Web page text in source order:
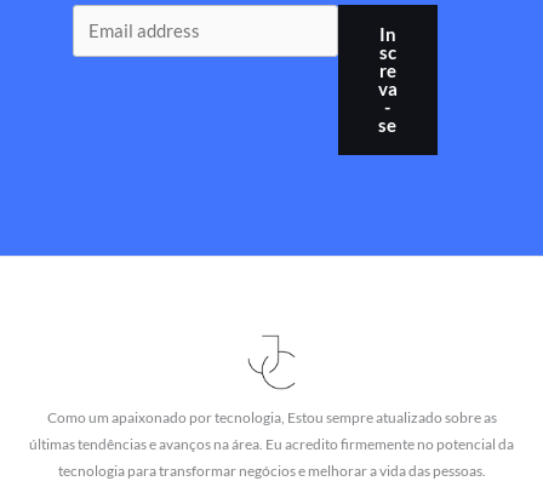
In
sc
re
va
-
se
Como um apaixonado por tecnologia, Estou sempre atualizado sobre as
últimas tendências e avanços na área. Eu acredito firmemente no potencial da
tecnologia para transformar negócios e melhorar a vida das pessoas.